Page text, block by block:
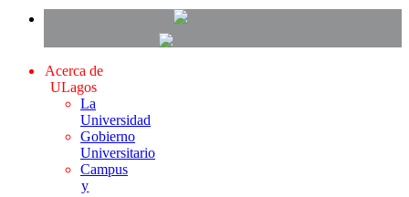
Acerca de
ULagos
La
Universidad
Gobierno
Universitario
Campus
y